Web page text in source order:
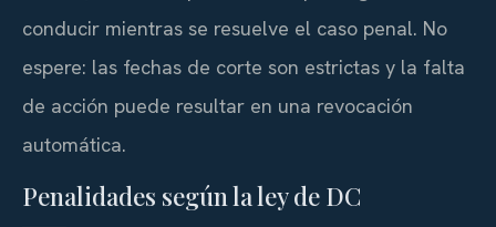
conducir mientras se resuelve el caso penal. No
espere: las fechas de corte son estrictas y la falta
de acción puede resultar en una revocación
automática.
Penalidades según la ley de DC